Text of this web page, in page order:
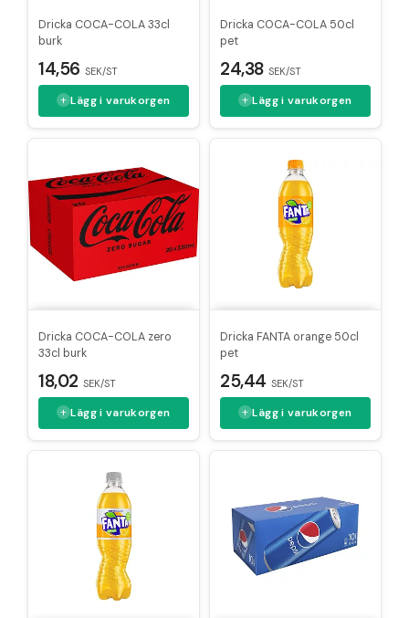
Dricka COCA-COLA 33cl
burk
14,56 SEK/ST
Lägg i varukorgen
Dricka COCA-COLA 50cl
pet
24,38 SEK/ST
Lägg i varukorgen
Dricka COCA-COLA zero
33cl burk
18,02 SEK/ST
Lägg i varukorgen
Dricka FANTA orange 50cl
pet
25,44 SEK/ST
Lägg i varukorgen